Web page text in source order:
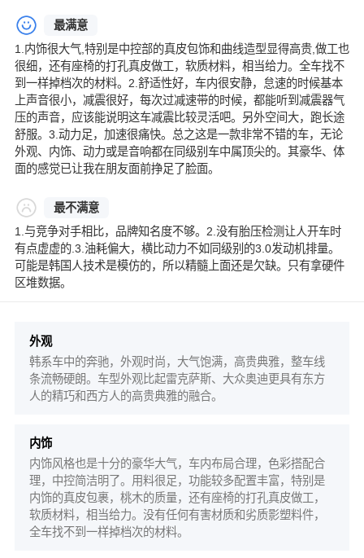
最满意
1.内饰很大气,特别是中控部的真皮包饰和曲线造型显得高贵,做工也
很细，还有座椅的打孔真皮做工，软质材料，相当给力。全车找不
到一样掉档次的材料。2.舒适性好，车内很安静，怠速的时候基本
上声音很小，减震很好，每次过减速带的时候，都能听到减震器气
压的声音，应该能说明这车减震比较灵活吧。另外空间大，跑长途
舒服。3.动力足，加速很痛快。总之这是一款非常不错的车，无论
外观、内饰、动力或是音响都在同级别车中属顶尖的。其豪华、体
面的感觉已让我在朋友面前挣足了脸面。
最不满意
1.与竞争对手相比，品牌知名度不够。2.没有胎压检测让人开车时
有点虚虚的.3.油耗偏大，横比动力不如同级别的3.0发动机排量。
可能是韩国人技术是模仿的，所以精髓上面还是欠缺。只有拿硬件
区堆数据。
外观
韩系车中的奔驰，外观时尚，大气饱满，高贵典雅，整车线
条流畅硬朗。车型外观比起雷克萨斯、大众奥迪更具有东方
人的精巧和西方人的高贵典雅的融合。
内饰
内饰风格也是十分的豪华大气，车内布局合理，色彩搭配合
理，中控简洁明了。用料很足，功能较多配置丰富，特别是
内饰的真皮包裹，桃木的质量，还有座椅的打孔真皮做工，
软质材料，相当给力。没有任何有害材质和劣质影塑料件，
全车找不到一样掉档次的材料。